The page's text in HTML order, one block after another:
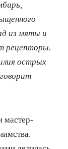
из мяты и
рецепторы.
острых
мастер-